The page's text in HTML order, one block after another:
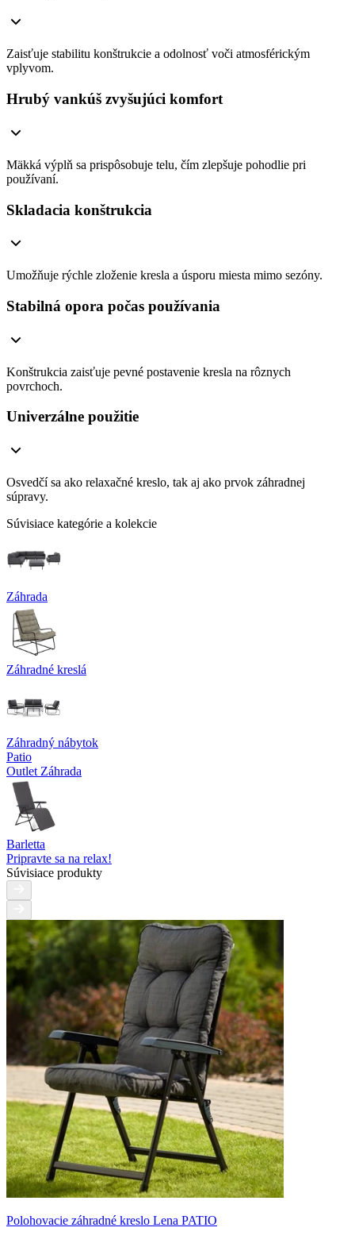
Zaisťuje stabilitu konštrukcie a odolnosť voči atmosférickým
vplyvom.
Hrubý vankúš zvyšujúci komfort
Mäkká výplň sa prispôsobuje telu, čím zlepšuje pohodlie pri
používaní.
Skladacia konštrukcia
Umožňuje rýchle zloženie kresla a úsporu miesta mimo sezóny.
Stabilná opora počas používania
Konštrukcia zaisťuje pevné postavenie kresla na rôznych
povrchoch.
Univerzálne použitie
Osvedčí sa ako relaxačné kreslo, tak aj ako prvok záhradnej
súpravy.
Súvisiace kategórie a kolekcie
Záhrada
Záhradné kreslá
Záhradný nábytok
Patio
Outlet Záhrada
Barletta
Pripravte sa na relax!
Súvisiace produkty
Polohovacie záhradné kreslo Lena PATIO